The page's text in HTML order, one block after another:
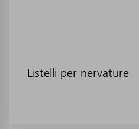
Listelli per nervature